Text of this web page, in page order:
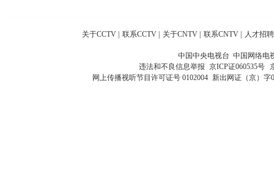
关于CCTV 联系CCTV 关于CNTV 联系CNTV 人才招聘
中国中央电视台 中国网络电
违法和不良信息举报 京ICP证060535号
网上传播视听节目许可证号 0102004 新出网证（京）